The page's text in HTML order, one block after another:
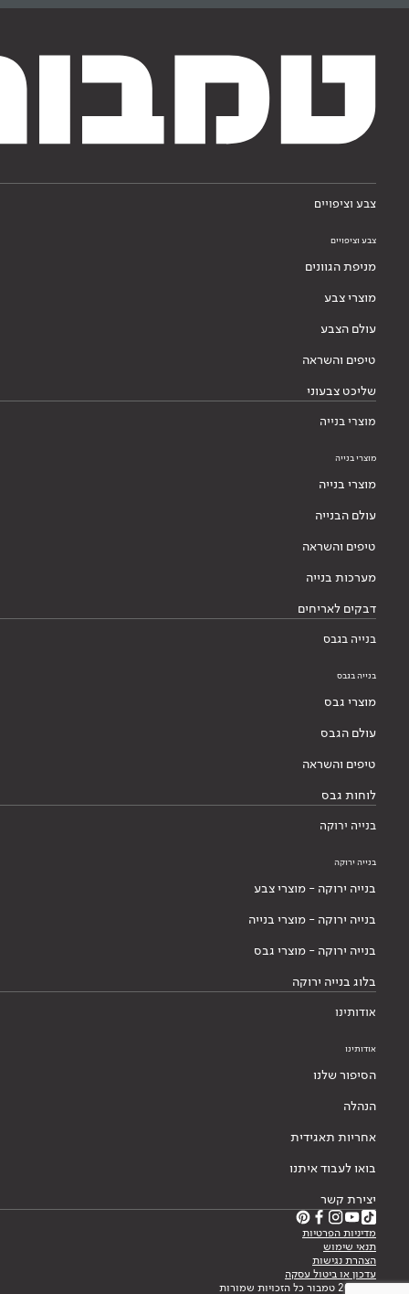
צבע וציפויים
צבע וציפויים
מניפת הגוונים
מוצרי צבע
עולם הצבע
טיפים והשראה
שליכט צבעוני
מוצרי בנייה
מוצרי בנייה
מוצרי בנייה
עולם הבנייה
טיפים והשראה
מערכות בנייה
דבקים לאריחים
בנייה בגבס
בנייה בגבס
מוצרי גבס
עולם הגבס
טיפים והשראה
לוחות גבס
בנייה ירוקה
בנייה ירוקה
בנייה ירוקה - מוצרי צבע
בנייה ירוקה - מוצרי בנייה
בנייה ירוקה - מוצרי גבס
בלוג בנייה ירוקה
אודותינו
אודותינו
הסיפור שלנו
הנהלה
אחריות תאגידית
בואו לעבוד איתנו
יצירת קשר
מדיניות הפרטיות
תנאי שימוש
הצהרת נגישות
עדכון או ביטול עסקה
© 2026 טמבור כל הזכויות שמורות